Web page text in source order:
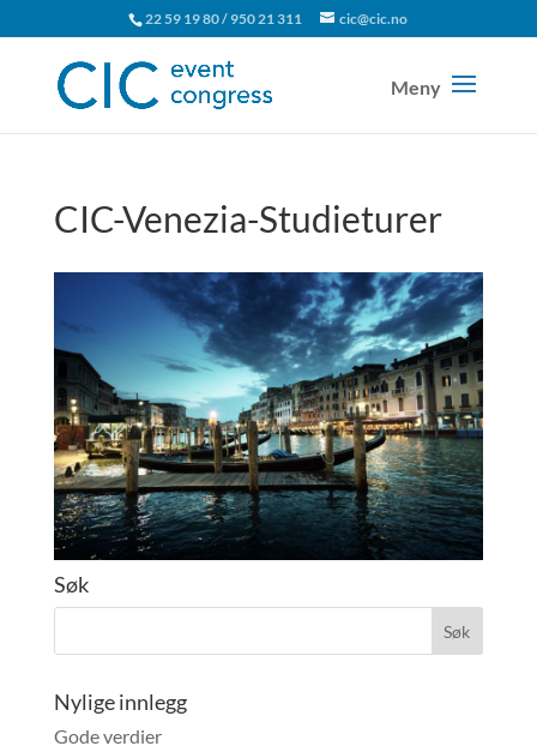
22 59 19 80 / 950 21 311 cic@cic.no
CIC-Venezia-Studieturer
Søk
Nylige innlegg
Gode verdier